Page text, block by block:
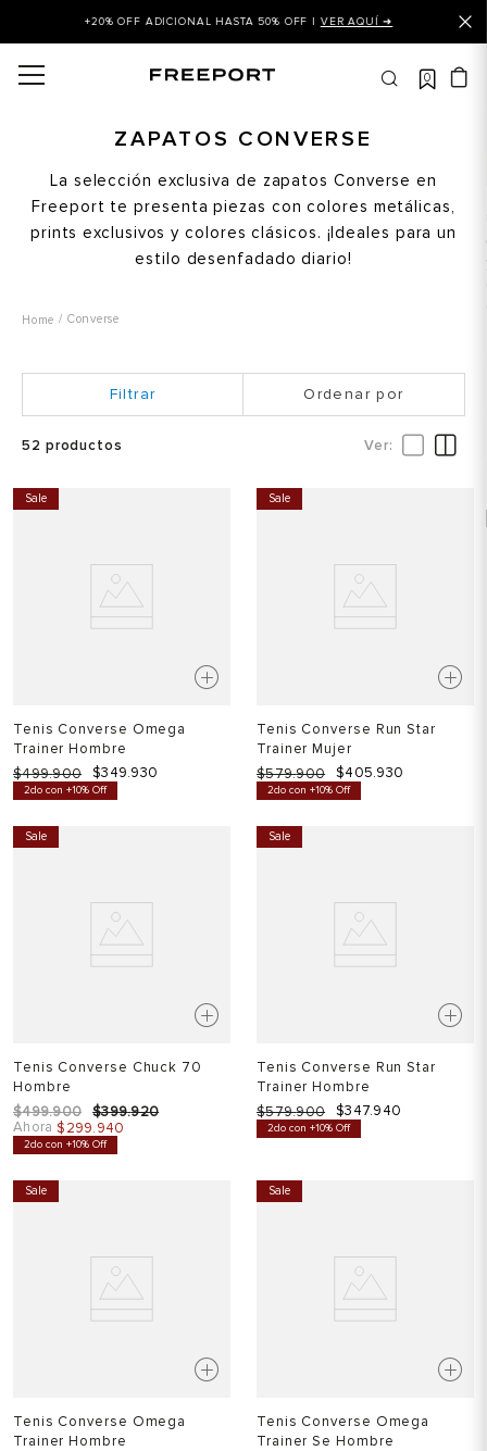
+20% OFF ADICIONAL HASTA 50% OFF | VER AQUÍ ➜
0
ZAPATOS CONVERSE
La selección exclusiva de zapatos Converse en
Freeport te presenta piezas con colores metálicas,
prints exclusivos y colores clásicos. ¡Ideales para un
estilo desenfadado diario!
Converse
Ordenar por
52 productos
Sale
Tenis Converse Omega
Trainer Hombre
$499.900 $349.930
2do con +10% Off
Sale
Tenis Converse Run Star
Trainer Mujer
$579.900 $405.930
2do con +10% Off
Sale
Tenis Converse Chuck 70
Hombre
$499.900 $399.920
Ahora $299.940
2do con +10% Off
Sale
Tenis Converse Run Star
Trainer Hombre
$579.900 $347.940
2do con +10% Off
Sale
Tenis Converse Omega
Trainer Hombre
Sale
Tenis Converse Omega
Trainer Se Hombre
balance 327